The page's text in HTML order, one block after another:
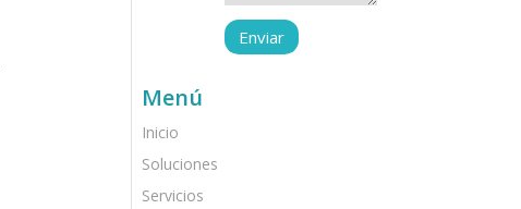
Menú
Inicio
Soluciones
Servicios